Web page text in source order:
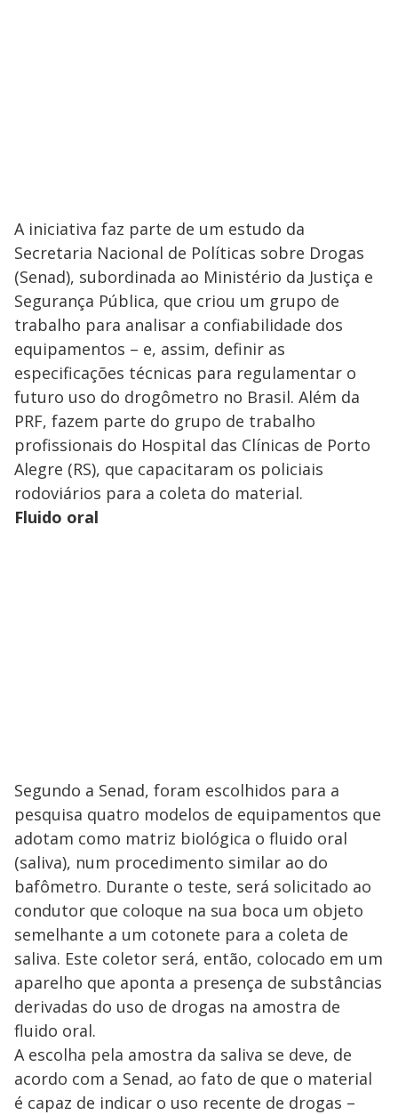
A iniciativa faz parte de um estudo da
Secretaria Nacional de Políticas sobre Drogas
(Senad), subordinada ao Ministério da Justiça e
Segurança Pública, que criou um grupo de
trabalho para analisar a confiabilidade dos
equipamentos – e, assim, definir as
especificações técnicas para regulamentar o
futuro uso do drogômetro no Brasil. Além da
PRF, fazem parte do grupo de trabalho
profissionais do Hospital das Clínicas de Porto
Alegre (RS), que capacitaram os policiais
rodoviários para a coleta do material.
Fluido oral
Segundo a Senad, foram escolhidos para a
pesquisa quatro modelos de equipamentos que
adotam como matriz biológica o fluido oral
(saliva), num procedimento similar ao do
bafômetro. Durante o teste, será solicitado ao
condutor que coloque na sua boca um objeto
semelhante a um cotonete para a coleta de
saliva. Este coletor será, então, colocado em um
aparelho que aponta a presença de substâncias
derivadas do uso de drogas na amostra de
fluido oral.
A escolha pela amostra da saliva se deve, de
acordo com a Senad, ao fato de que o material
é capaz de indicar o uso recente de drogas –